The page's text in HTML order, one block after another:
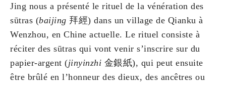
Jing nous a présenté le rituel de la vénération des
sūtras (baijing 拜經) dans un village de Qianku à
Wenzhou, en Chine actuelle. Le rituel consiste à
réciter des sūtras qui vont venir s’inscrire sur du
papier-argent (jinyinzhi 金銀紙), qui peut ensuite
être brûlé en l’honneur des dieux, des ancêtres ou